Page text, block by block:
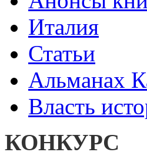
Италия
Статьи
Альманах
Власть
КОНКУРС